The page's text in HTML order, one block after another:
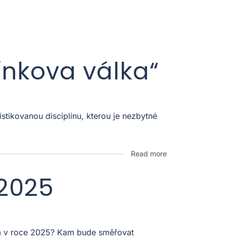
válka“
disciplínu, kterou je nezbytné
Read more
roce 2025? Kam bude směřovat